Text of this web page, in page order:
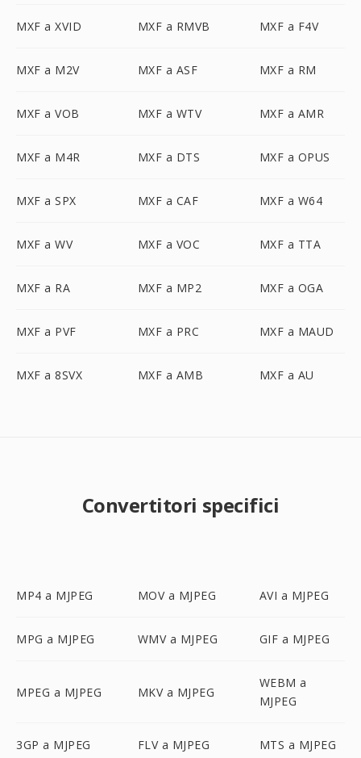
MXF a XVID MXF a RMVB MXF a F4V
MXF a M2V MXF a ASF MXF a RM
MXF a VOB MXF a WTV MXF a AMR
MXF a M4R MXF a DTS MXF a OPUS
MXF a SPX MXF a CAF MXF a W64
MXF a WV MXF a VOC MXF a TTA
MXF a RA MXF a MP2 MXF a OGA
MXF a PVF MXF a PRC MXF a MAUD
MXF a 8SVX MXF a AMB MXF a AU
Convertitori specifici
MP4 a MJPEG MOV a MJPEG AVI a MJPEG
MPG a MJPEG WMV a MJPEG GIF a MJPEG
MPEG a MJPEG MKV a MJPEG
WEBM a
MJPEG
3GP a MJPEG FLV a MJPEG MTS a MJPEG